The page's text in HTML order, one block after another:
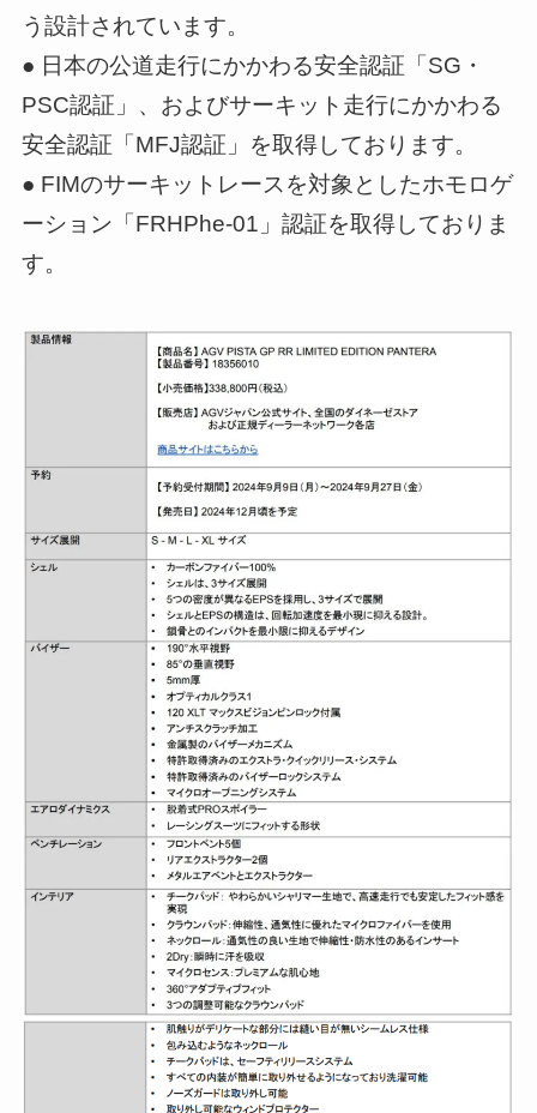
う設計されています。
● 日本の公道走行にかかわる安全認証「SG・
PSC認証」、およびサーキット走行にかかわる
安全認証「MFJ認証」を取得しております。
● FIMのサーキットレースを対象としたホモロゲ
ーション「FRHPhe-01」認証を取得しておりま
す。